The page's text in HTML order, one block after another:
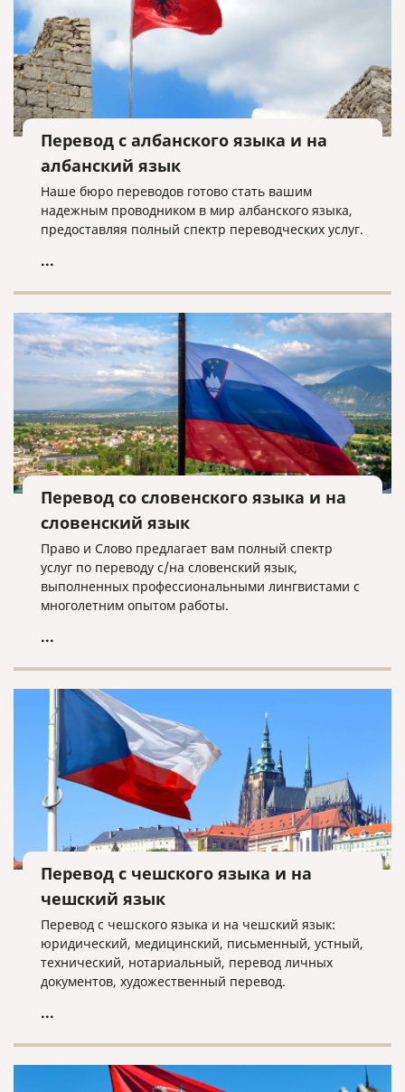
Перевод с албанского языка и на
албанский язык
Наше бюро переводов готово стать вашим
надежным проводником в мир албанского языка,
предоставляя полный спектр переводческих услуг.
...
Перевод со словенского языка и на
словенский язык
Право и Слово предлагает вам полный спектр
услуг по переводу с/на словенский язык,
выполненных профессиональными лингвистами с
многолетним опытом работы.
...
Перевод с чешского языка и на
чешский язык
Перевод с чешского языка и на чешский язык:
юридический, медицинский, письменный, устный,
технический, нотариальный, перевод личных
документов, художественный перевод.
...